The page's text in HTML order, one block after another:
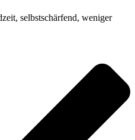
selbstschärfend, weniger